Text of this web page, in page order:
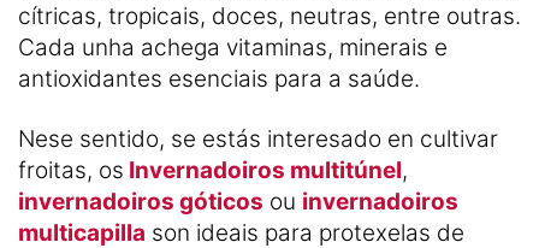
cítricas, tropicais, doces, neutras, entre outras.
Cada unha achega vitaminas, minerais e
antioxidantes esenciais para a saúde.
Nese sentido, se estás interesado en cultivar
froitas, os Invernadoiros multitúnel,
invernadoiros góticos ou invernadoiros
multicapilla son ideais para protexelas de